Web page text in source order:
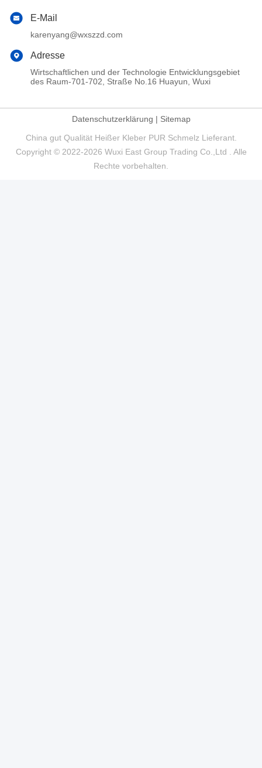
E-Mail
karenyang@wxszzd.com
Adresse
Wirtschaftlichen und der Technologie Entwicklungsgebiet
des Raum-701-702, Straße No.16 Huayun, Wuxi
Datenschutzerklärung | Sitemap
China gut Qualität Heißer Kleber PUR Schmelz Lieferant.
Copyright © 2022-2026 Wuxi East Group Trading Co.,Ltd . Alle
Rechte vorbehalten.